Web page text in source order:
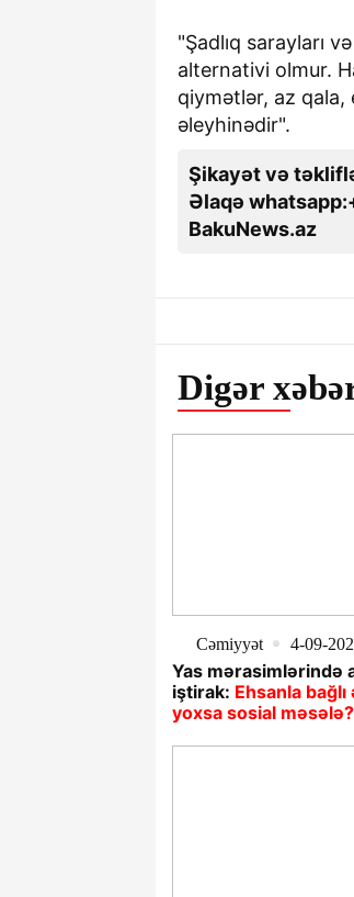
"Şadlıq sarayları
alternativi olmur.
qiymətlər, az qala,
əleyhinədir".
Şikayət və
Əlaqə
BakuNews.az
Digər
Cəmiyyət 4-09-
Yas mərasimlərində
iştirak:
yoxsa sosial məsələ?